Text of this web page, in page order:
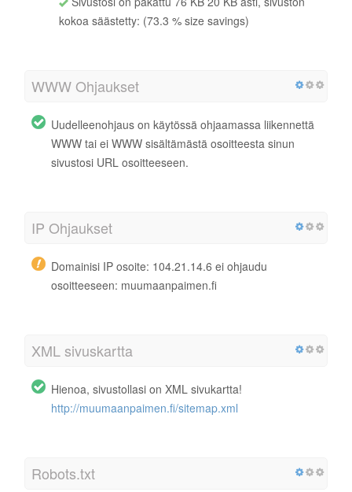
kokoa säästetty: (73.3 % size savings)
WWW Ohjaukset
Uudelleenohjaus on käytössä ohjaamassa liikennettä
WWW tai ei WWW sisältämästä osoitteesta sinun
sivustosi URL osoitteeseen.
IP Ohjaukset
Domainisi IP osoite: 104.21.14.6 ei ohjaudu
osoitteeseen: muumaanpaimen.fi
XML sivuskartta
Hienoa, sivustollasi on XML sivukartta!
http://muumaanpaimen.fi/sitemap.xml
Robots.txt